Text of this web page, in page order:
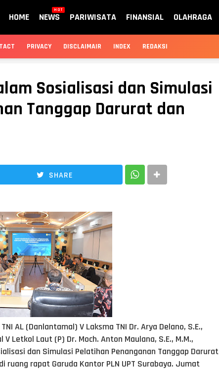
HOME NEWS
HOT
PARIWISATA FINANSIAL OLAHRAGA
PRIVACY DISCLAIMAIR INDEX REDAKSI
Sosialisasi dan Simulasi
Tanggap Darurat dan
SHARE
AL (Danlantamal) V Laksma TNI Dr. Arya Delano, S.E.,
Letkol Laut (P) Dr. Moch. Anton Maulana, S.E., M.M.,
dan Simulasi Pelatihan Penanganan Tanggap Darurat
ruang rapat Garuda Kantor PLN UPT Surabaya. Jumat